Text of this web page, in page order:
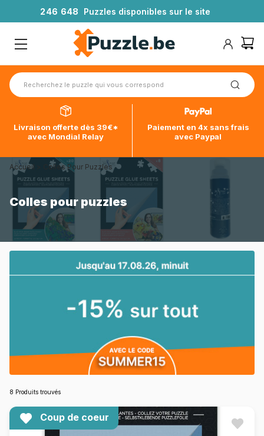
246 648 Puzzles disponibles sur le site
Livraison offerte dès 39€*
avec Mondial Relay
Paiement en 4x sans frais
avec Paypal
Accueil Colles Pour Puzzles
Colles pour puzzles
8 Produits trouvés
Coup de coeur